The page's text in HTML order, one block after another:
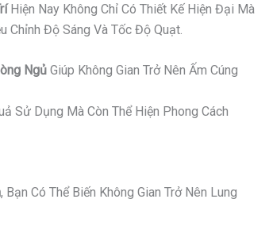
Hiện Nay Không Chỉ Có Thiết Kế Hiện Đại Mà
Chỉnh Độ Sáng Và Tốc Độ Quạt.
Ngủ Giúp Không Gian Trở Nên Ấm Cúng
Sử Dụng Mà Còn Thể Hiện Phong Cách
, Bạn Có Thể Biến Không Gian Trở Nên Lung